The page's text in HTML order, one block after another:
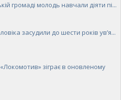
громаді молодь навчали діяти пі...
засудили до шести років ув’я...
зіграє в оновленому